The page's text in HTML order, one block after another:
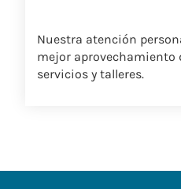
Nuestra atención
mejor aprovechamiento
servicios y talleres.